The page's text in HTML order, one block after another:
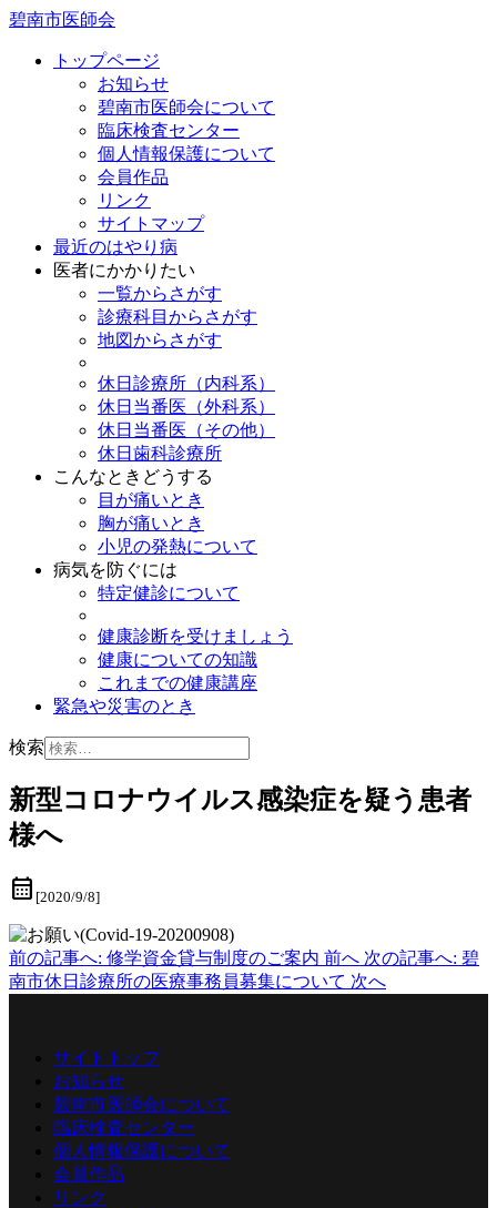
碧南市医師会
トップページ
お知らせ
碧南市医師会について
臨床検査センター
個人情報保護について
会員作品
リンク
サイトマップ
最近のはやり病
医者にかかりたい
一覧からさがす
診療科目からさがす
地図からさがす
休日診療所（内科系）
休日当番医（外科系）
休日当番医（その他）
休日歯科診療所
こんなときどうする
目が痛いとき
胸が痛いとき
小児の発熱について
病気を防ぐには
特定健診について
健康診断を受けましょう
健康についての知識
これまでの健康講座
緊急や災害のとき
検索
新型コロナウイルス感染症を疑う患者
様へ
calendar_month [2020/9/8]
前の記事へ: 修学資金貸与制度のご案内 前へ 次の記事へ: 碧
南市休日診療所の医療事務員募集について 次へ
サイトトップ
お知らせ
碧南市医師会について
臨床検査センター
個人情報保護について
会員作品
リンク